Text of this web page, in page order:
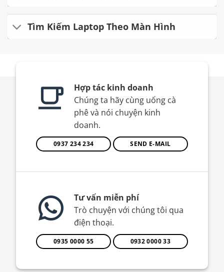
Tìm Kiếm Laptop Theo Màn Hình
Hợp tác kinh doanh
Chúng ta hãy cùng uống cà
phê và nói chuyện kinh
doanh.
0937 234 234 SEND E-MAIL
Tư vấn miễn phí
Trò chuyện với chúng tôi qua
điện thoại.
0935 0000 55 0932 0000 33